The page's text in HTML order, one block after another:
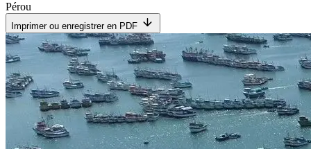
Pérou
Imprimer ou enregistrer en PDF